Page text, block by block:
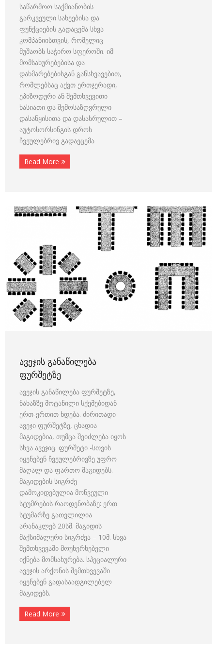
საწარმოო საქმიანობის
გარკვეული სახეებისა და
ფუნქციების გადაცემა სხვა
კომპანიისთვის, რომელიც
მუშაობს საჭირო სფეროში. იმ
მომსახურებებისა და
დახმარებებისგან განსხვავებით,
რომლებსაც აქვთ ერთჯერადი,
ეპიზოდური ან შემთხვევითი
ხასიათი და შემოსაზღვრული
დასაწყისითა და დასასრულით –
აუტოსორსინგის დროს
ჩვეულებრივ გადაეცემა
Read More
ᲐᲕᲔᲯᲘᲡ ᲒᲐᲜᲐᲬᲘᲚᲔᲑᲐ
ᲤᲣᲠᲨᲔᲢᲖᲔ
ავეჯის განაწილება ფურშეტზე,
ნახაზზე მოტანილი სქემებიდან
ერთ-ერთით ხდება. ძირითადი
ავეჯი ფურშეტზე, ცხადია
მაგიდებია, თუმცა შეიძლება იყოს
სხვა ავეჯიც. ფურშეტი -სთვის
იყენებენ ჩვეულებრივზე უფრო
მაღალ და ფართო მაგიდებს.
მაგიდების სიგრძე
დამოკიდებულია მოწვეული
სტუმრების რაოდენობაზე: ერთ
სტუმარზე გათვლილია
არანაკლებ 20სმ. მაგიდის
მაქსიმალური სიგრძეა – 10მ. სხვა
შემთხვევაში მოუხერხებელი
იქნება მომსახურება. სპეციალური
ავეჯის არქონის შემთხვევაში
იყენებენ გადასაადგილებელ
მაგიდებს.
Read More